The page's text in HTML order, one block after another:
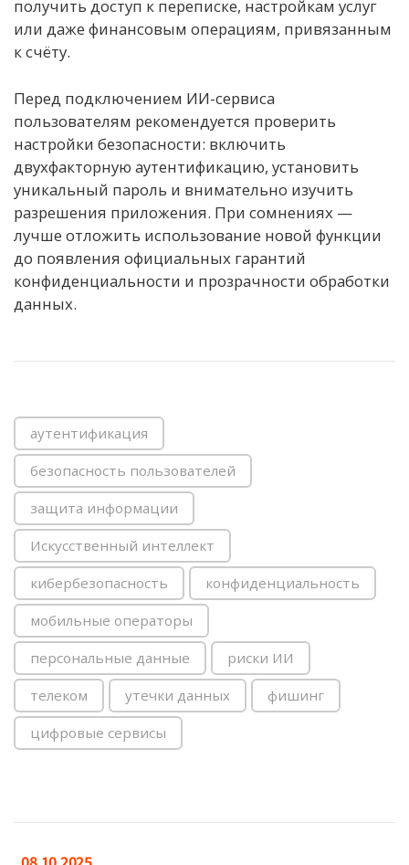
получить доступ к переписке, настройкам услуг
или даже финансовым операциям, привязанным
к счёту.
Перед подключением ИИ-сервиса
пользователям рекомендуется проверить
настройки безопасности: включить
двухфакторную аутентификацию, установить
уникальный пароль и внимательно изучить
разрешения приложения. При сомнениях —
лучше отложить использование новой функции
до появления официальных гарантий
конфиденциальности и прозрачности обработки
данных.
аутентификация
безопасность пользователей
защита информации
Искусственный интеллект
кибербезопасность конфиденциальность
мобильные операторы
персональные данные риски ИИ
телеком утечки данных фишинг
цифровые сервисы